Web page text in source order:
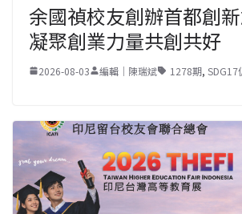
余國禎校友創辦首都創
凝聚創業力量共創共好
2026-08-03 編輯｜陳瑞斌 1278期, SDG17